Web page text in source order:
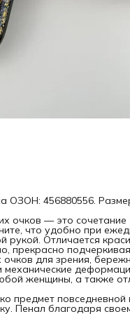
ОЗОН: 456880556.
очков — это
что удобно при
рукой. Отличается
прекрасно
очков для зрения,
женщины, а также
предмет
Пенал благодаря